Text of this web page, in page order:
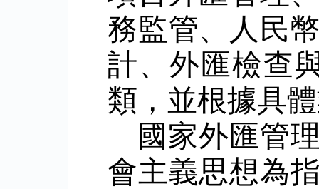
務監管、人民
計、外匯檢查
類，並根據具
國家外匯管
會主義思想為